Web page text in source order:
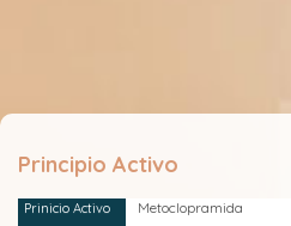
Principio Activo
Metoclopramida